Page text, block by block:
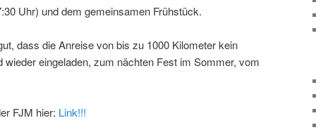
Uhr) und dem gemeinsamen Frühstück.
dass die Anreise von bis zu 1000 Kilometer kein
wieder eingeladen, zum nächten Fest im Sommer, vom
FJM hier: Link!!!